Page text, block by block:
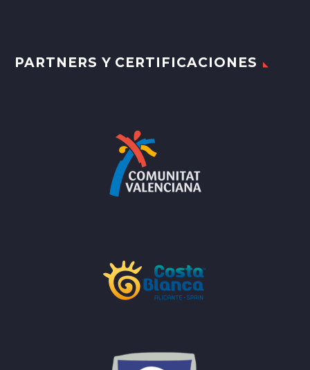
PARTNERS Y CERTIFICACIONES